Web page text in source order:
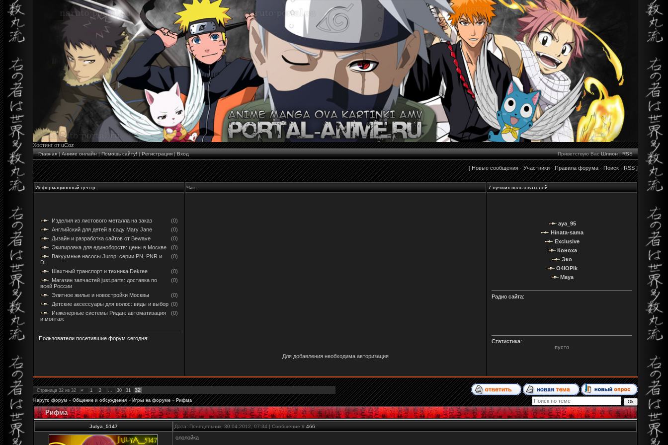
Хостинг отuCoz
Главная|Аниме онлайн|Помощь сайту!|Регистрация|Вход Приветствую Вас Шпион|RSS
[Новые сообщения·Участники·Правила форума·Поиск·RSS]
Информационный центр: Чат: 7 лучших пользователей:
Изделия из листового металла на заказ
(0)
Английский для детей в саду Mary Jane
(0)
Дизайн и разработка сайтов от Bewave
(0)
Экипировка для единоборств: цены в Москве
(0)
Вакуумные насосы Jurop: серии PN, PNR и
DL
(0)
Шахтный транспорт и техника Dekree
(0)
Магазин запчастей just.parts: доставка по
всей России
(0)
Элитное жилье и новостройки Москвы
(0)
Детские аксессуары для волос: виды и выбор (0)
Инженерные системы Ридан: автоматизация
и монтаж
(0)
Пользователи посетившие форум сегодня:
Для добавления необходима авторизация
aya_95
Hinata-sama
Exclusive
Коноха
Эко
O4IOPik
Maya
Радио сайта:
Статистика:
пусто
Страница 32 из 32 « 1 2 30 31 32
Наруто форум » Общение и обсуждения » Игры на форуме » Рифма
Рифма
Julya_5147 Дата: Понедельник, 30.04.2012, 07:34 | Сообщение # 466
ололойка